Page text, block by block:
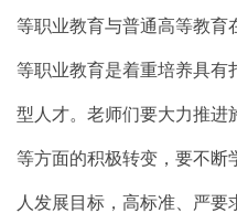
等职业教育与普通高等教育
等职业教育是着重培养具有
型人才。老师们要大力推进
等方面的积极转变，要不断
人发展目标，高标准、严要